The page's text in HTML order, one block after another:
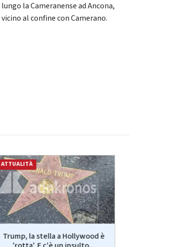
lungo la Cameranense ad Ancona,
vicino al confine con Camerano.
ATTUALITÀ
Trump, la stella a Hollywood è